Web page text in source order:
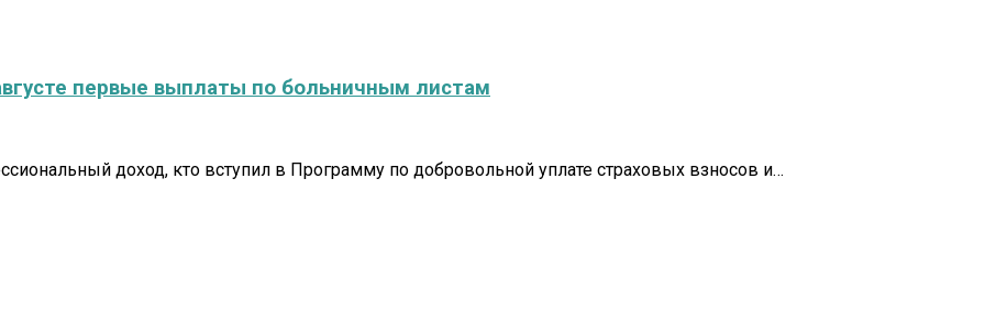
первые выплаты по больничным листам
доход, кто вступил в Программу по добровольной уплате страховых взносов и…